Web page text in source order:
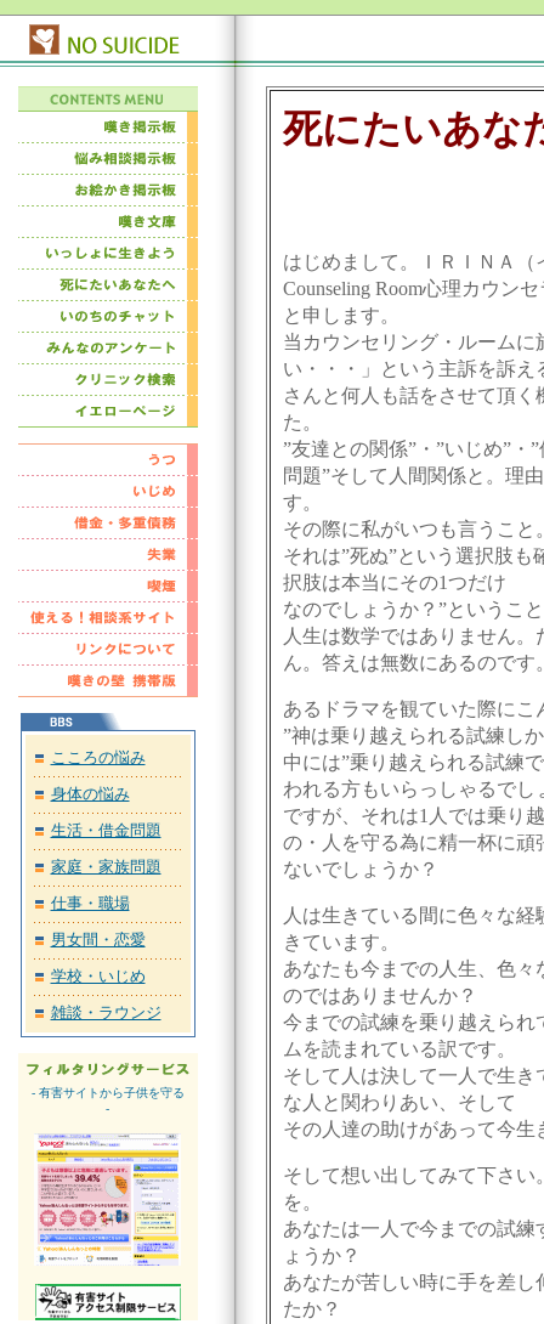
こころの悩み
身体の悩み
生活・借金問題
家庭・家族問題
仕事・職場
男女間・恋愛
学校・いじめ
雑談・ラウンジ
- 有害サイトから子供を守る
-
死にたいあな
はじめまして。ＩＲＩＮＡ（
Counseling Room心理カウン
と申します。
当カウンセリング・ルームに
い・・・」という主訴を訴え
さんと何人も話をさせて頂く
た。
”友達との関係”・”いじめ”・
問題”そして人間関係と。理
す。
その際に私がいつも言うこと
それは”死ぬ”という選択肢
択肢は本当にその1つだけ
なのでしょうか？”というこ
人生は数学ではありません
ん。答えは無数にあるのです
あるドラマを観ていた際に
”神は乗り越えられる試練し
中には”乗り越えられる試練
われる方もいらっしゃるでし
ですが、それは1人では乗り
の・人を守る為に精一杯に
ないでしょうか？
人は生きている間に色々な
きています。
あなたも今までの人生、色
のではありませんか？
今までの試練を乗り越えら
ムを読まれている訳です。
そして人は決して一人で生
な人と関わりあい、そして
その人達の助けがあって今生
そして想い出してみて下さ
を。
あなたは一人で今までの試
ょうか？
あなたが苦しい時に手を差
たか？